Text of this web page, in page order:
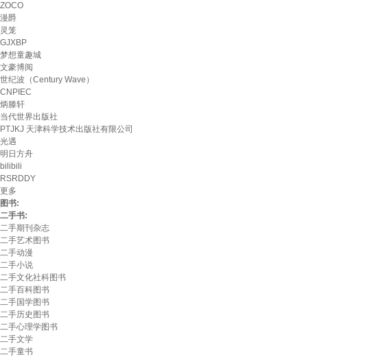
ZOCO
漫爵
灵笼
GJXBP
梦想童趣城
文豪博阅
世纪波（Century Wave）
CNPIEC
炳滕轩
当代世界出版社
PTJKJ 天津科学技术出版社有限公司
光遇
明日方舟
bilibili
RSRDDY
更多
图书:
二手书:
二手期刊杂志
二手艺术图书
二手动漫
二手小说
二手文化社科图书
二手百科图书
二手国学图书
二手历史图书
二手心理学图书
二手文学
二手童书